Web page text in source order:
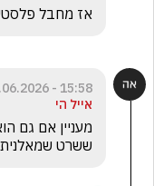
אז מחבל
15:58 - 11.06.2026
אייל הי
ששרט